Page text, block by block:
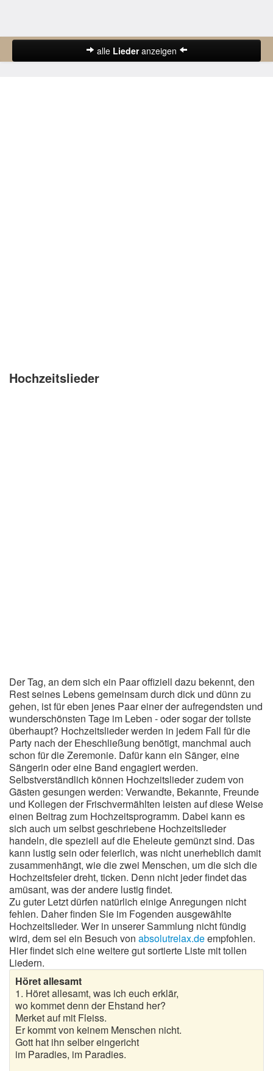
alle Liederanzeigen
Romantische Lieder
Hochzeitslieder
Der Tag, an dem sich ein Paar offiziell dazu bekennt, den
Rest seines Lebens gemeinsam durch dick und dünn zu
gehen, ist für eben jenes Paar einer der aufregendsten und
wunderschönsten Tage im Leben - oder sogar der tollste
überhaupt? Hochzeitslieder werden in jedem Fall für die
Party nach der Eheschließung benötigt, manchmal auch
schon für die Zeremonie. Dafür kann ein Sänger, eine
Sängerin oder eine Band engagiert werden.
Selbstverständlich können Hochzeitslieder zudem von
Gästen gesungen werden: Verwandte, Bekannte, Freunde
und Kollegen der Frischvermählten leisten auf diese Weise
einen Beitrag zum Hochzeitsprogramm. Dabei kann es
sich auch um selbst geschriebene Hochzeitslieder
handeln, die speziell auf die Eheleute gemünzt sind. Das
kann lustig sein oder feierlich, was nicht unerheblich damit
zusammenhängt, wie die zwei Menschen, um die sich die
Hochzeitsfeier dreht, ticken. Denn nicht jeder findet das
amüsant, was der andere lustig findet.
Zu guter Letzt dürfen natürlich einige Anregungen nicht
fehlen. Daher finden Sie im Fogenden ausgewählte
Hochzeitslieder. Wer in unserer Sammlung nicht fündig
wird, dem sei ein Besuch von absolutrelax.deempfohlen.
Hier findet sich eine weitere gut sortierte Liste mit tollen
Liedern.
Höret allesamt
1. Höret allesamt, was ich euch erklär,
wo kommet denn der Ehstand her?
Merket auf mit Fleiss.
Er kommt von keinem Menschen nicht.
Gott hat ihn selber eingericht
im Paradies, im Paradies.